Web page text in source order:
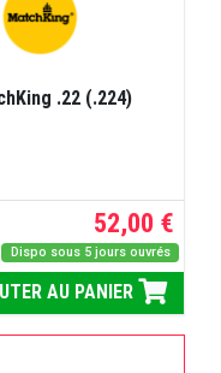
.22 (.224)
52,00 €
Dispo sous 5 jours ouvrés
AU PANIER